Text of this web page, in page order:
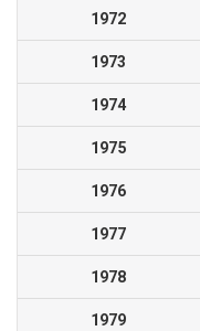
1972
1973
1974
1975
1976
1977
1978
1979